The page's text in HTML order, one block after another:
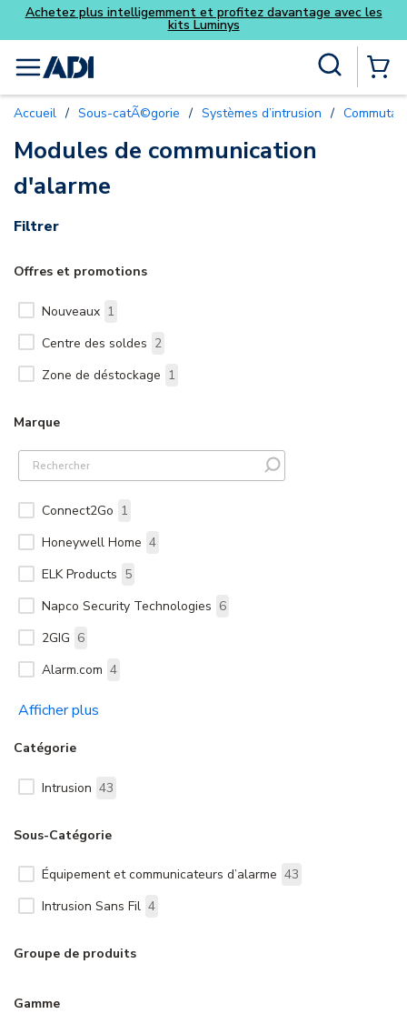
Skip to main content
Achetez plus intelligemment et profitez davantage avec les
kits Luminys
menu
Accueil / Sous-catÃ©gorie / Systèmes d’intrusion /
Modules de communication
d'alarme
Filtrer
Offres et promotions
Nouveaux 1
Centre des soldes 2
Zone de déstockage 1
Marque
Connect2Go 1
Honeywell Home 4
ELK Products 5
Napco Security Technologies 6
2GIG 6
Alarm.com 4
Afficher plus
Catégorie
Intrusion 43
Sous-Catégorie
Équipement et communicateurs d’alarme 43
Intrusion Sans Fil 4
Groupe de produits
Gamme